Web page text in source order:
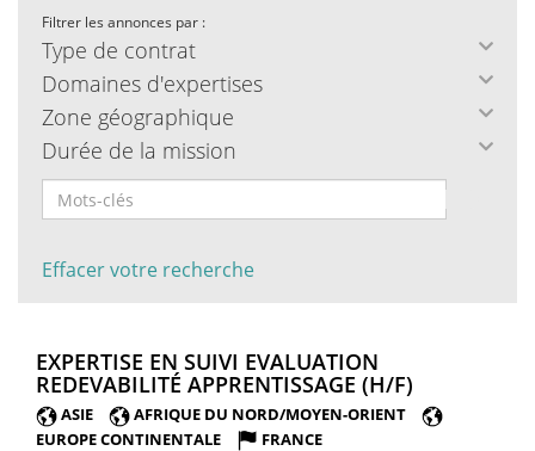
Filtrer les annonces par :
Type de contrat
Domaines d'expertises
Zone géographique
Durée de la mission
Effacer votre recherche
EXPERTISE EN SUIVI EVALUATION
REDEVABILITÉ APPRENTISSAGE (H/F)
FENÊTRE)
ASIE
AFRIQUE DU NORD/MOYEN-ORIENT
EUROPE CONTINENTALE
FRANCE